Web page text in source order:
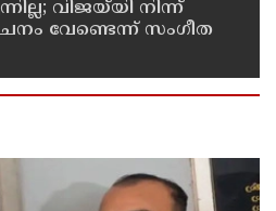
വിജയ്‍യി നിന്ന്
വേണ്ടെന്ന് സംഗീത